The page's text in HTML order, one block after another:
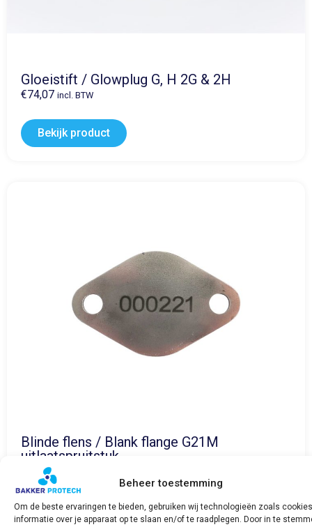
Beheer toestemming
Om de beste ervaringen te bieden, gebruiken wij technologieën zoals
informatie over je apparaat op te slaan en/of te raadplegen. Door in te
Gloeistift / Glowplug G, H 2G & 2H
€74,07 incl. BTW
Bekijk product
Blinde flens / Blank flange G21M
uitlaatspruitstuk
26,43
Bekijk product